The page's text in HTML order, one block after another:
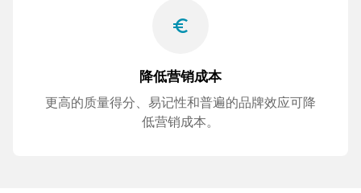
euro_symbol
降低营销成本
更高的质量得分、易记性和普遍的品牌效应可降
低营销成本。